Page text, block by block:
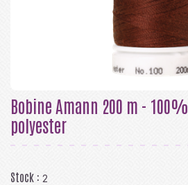
Bobine Amann 200 m - 100%
polyester
Stock : 2